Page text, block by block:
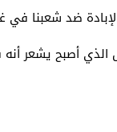
ضد شعبنا في
أصبح يشعر